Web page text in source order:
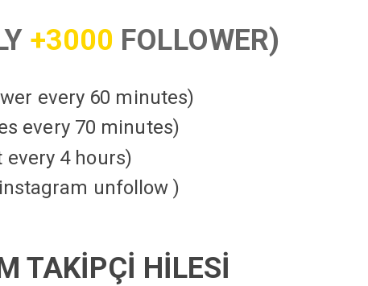
+3000 FOLLOWER)
every 60 minutes)
every 70 minutes)
4 hours)
unfollow )
TAKİPÇİ HİLESİ